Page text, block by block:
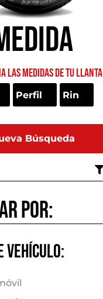
las medidas de tu llanta
Búsqueda
por:
vehículo: